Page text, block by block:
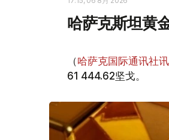
哈萨克斯坦黄
（哈萨克国际通讯社讯
61 444.62坚戈。